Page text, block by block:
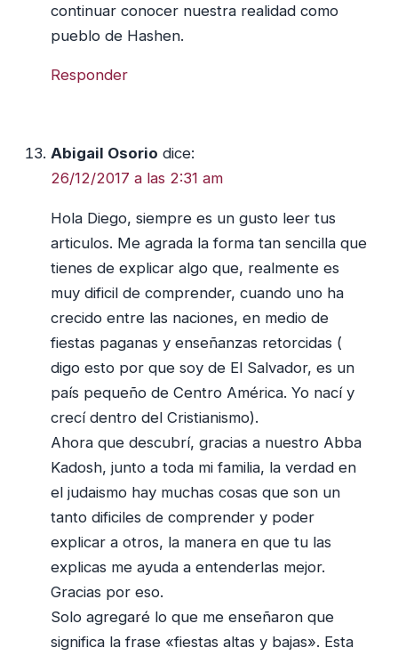
continuar conocer nuestra realidad como
pueblo de Hashen.
Responder
Abigail Osorio dice:
26/12/2017 a las 2:31 am
Hola Diego, siempre es un gusto leer tus
articulos. Me agrada la forma tan sencilla que
tienes de explicar algo que, realmente es
muy dificil de comprender, cuando uno ha
crecido entre las naciones, en medio de
fiestas paganas y enseñanzas retorcidas (
digo esto por que soy de El Salvador, es un
país pequeño de Centro América. Yo nací y
crecí dentro del Cristianismo).
Ahora que descubrí, gracias a nuestro Abba
Kadosh, junto a toda mi familia, la verdad en
el judaismo hay muchas cosas que son un
tanto dificiles de comprender y poder
explicar a otros, la manera en que tu las
explicas me ayuda a entenderlas mejor.
Gracias por eso.
Solo agregaré lo que me enseñaron que
significa la frase «fiestas altas y bajas». Esta